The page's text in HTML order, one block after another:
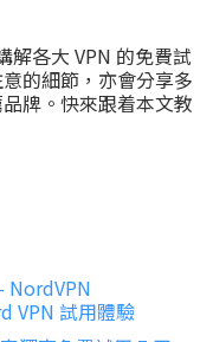
各大 VPN 的免費試
的細節，亦會分享多
牌。快來跟着本文教
NordVPN
VPN 試用體驗